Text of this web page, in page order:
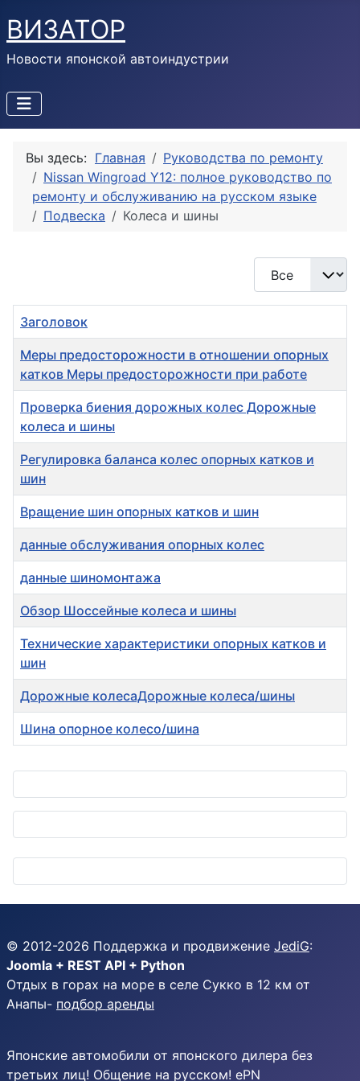
ВИЗАТОР
Новости японской автоиндустрии
Вы здесь: Главная
Руководства по ремонту
Nissan Wingroad Y12: полное руководство по
ремонту и обслуживанию на русском языке
Подвеска
Колеса и шины
Кол-во строк:
Заголовок
Меры предосторожности в отношении опорных
катков Меры предосторожности при работе
Проверка биения дорожных колес Дорожные
колеса и шины
Регулировка баланса колес опорных катков и
шин
Вращение шин опорных катков и шин
данные обслуживания опорных колес
данные шиномонтажа
Обзор Шоссейные колеса и шины
Технические характеристики опорных катков и
шин
Дорожные колесаДорожные колеса/шины
Шина опорное колесо/шина
© 2012-2026 Поддержка и продвижение JediG:
Joomla + REST API + Python
Отдых в горах на море в селе Сукко в 12 км от
Анапы- подбор аренды
Японские автомобили от японского дилера без
третьих лиц! Общение на русском! ePN